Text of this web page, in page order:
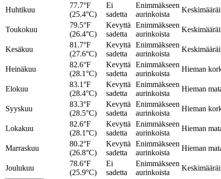
Huhtikuu
77.7°F
(25.4°C)
Ei
sadetta
Enimmäkseen
aurinkoista
Toukokuu
79.5°F
(26.4°C)
Kevyttä
sadetta
Enimmäkseen
aurinkoista
Kesäkuu
81.7°F
(27.6°C)
Kevyttä
sadetta
Enimmäkseen
aurinkoista
Heinäkuu
82.6°F
(28.1°C)
Kevyttä
sadetta
Enimmäkseen
aurinkoista
Hieman
Elokuu
83.1°F
(28.4°C)
Kevyttä
sadetta
Enimmäkseen
aurinkoista
Hieman
Syyskuu
83.3°F
(28.5°C)
Kevyttä
sadetta
Enimmäkseen
aurinkoista
Hieman
Lokakuu
82.6°F
(28.1°C)
Kevyttä
sadetta
Enimmäkseen
aurinkoista
Hieman
Marraskuu
80.2°F
(26.8°C)
Kevyttä
sadetta
Enimmäkseen
aurinkoista
Hieman
Joulukuu
78.6°F
(25.9°C)
Ei
sadetta
Enimmäkseen
aurinkoista